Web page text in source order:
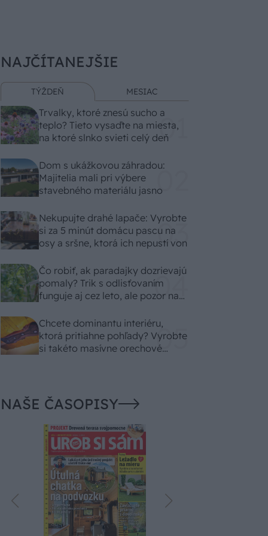
NAJČÍTANEJŠIE
TÝŽDEŇ MESIAC
Trvalky, ktoré znesú sucho a
teplo? Tieto vysaďte na miesta,
na ktoré slnko svieti celý deň
Dom s ukážkovou záhradou:
Majitelia mali pri výbere
stavebného materiálu jasno
Nekupujte drahé lapače: Vyrobte
si za 5 minút domácu pascu na
osy a sršne, ktorá ich nepustí von
Čo robiť, ak paradajky dozrievajú
pomaly? Trik s odlisťovaním
funguje aj cez leto, ale pozor na
Chcete dominantu interiéru,
ktorá pritiahne pohľady? Vyrobte
si takéto masívne orechové
NAŠE ČASOPISY